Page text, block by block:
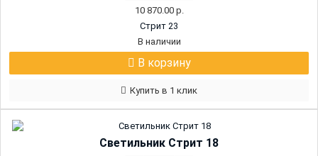
10 870.00р.
Стрит 23
В наличии
В корзину
Купить в 1 клик
Светильник Стрит 18